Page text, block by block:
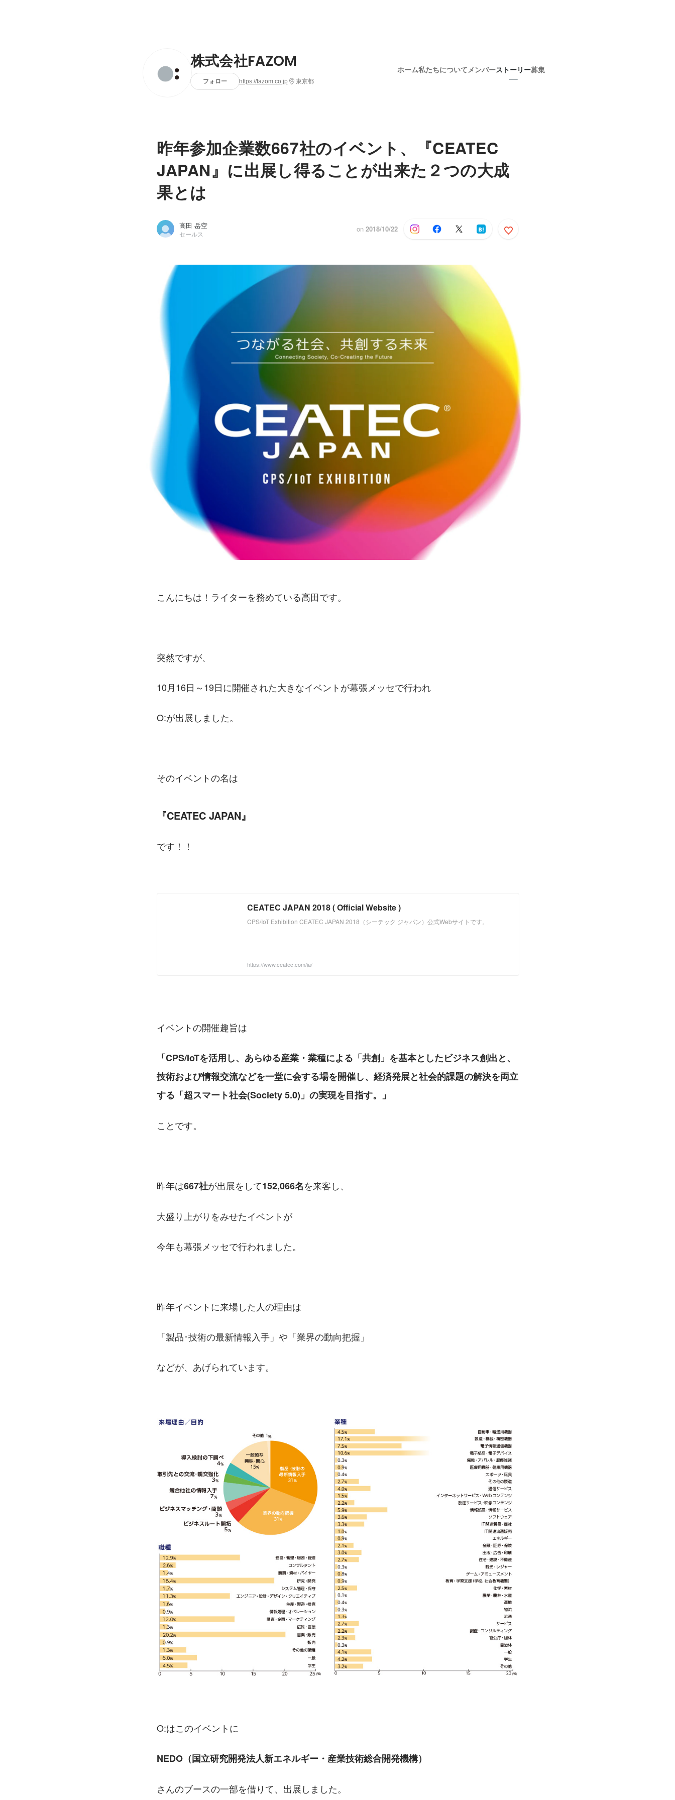
株式会社FAZOM
フォロー https://fazom.co.jp 東京都
ホーム私たちについて メンバーストーリー募集
昨年参加企業数667社のイベント、『CEATEC
JAPAN』に出展し得ることが出来た２つの大成
果とは
高田 岳空
セールス
on 2018/10/22
こんにちは！ライターを務めている高田です。
突然ですが、
10月16日～19日に開催された大きなイベントが幕張メッセで行われ
O:が出展しました。
そのイベントの名は
『CEATEC JAPAN』
です！！
CEATEC JAPAN 2018 ( Official Website )
CPS/IoT Exhibition CEATEC JAPAN 2018（シーテック ジャパン）公式Webサイトです。
https://www.ceatec.com/ja/
イベントの開催趣旨は
「CPS/IoTを活用し、あらゆる産業・業種による「共創」を基本としたビジネス創出と、
技術および情報交流などを一堂に会する場を開催し、経済発展と社会的課題の解決を両立
する「超スマート社会(Society 5.0)」の実現を目指す。」
ことです。
昨年は667社が出展をして152,066名を来客し、
大盛り上がりをみせたイベントが
今年も幕張メッセで行われました。
昨年イベントに来場した人の理由は
「製品･技術の最新情報入手」や「業界の動向把握」
などが、あげられています。
O:はこのイベントに
NEDO（国立研究開発法人新エネルギー・産業技術総合開発機構）
さんのブースの一部を借りて、出展しました。